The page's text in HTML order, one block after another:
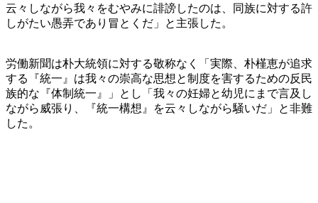
云々しながら我々をむやみに誹謗したのは、同族に対する許
しがたい愚弄であり冒とくだ」と主張した。
労働新聞は朴大統領に対する敬称なく「実際、朴槿恵が追求
する『統一』は我々の崇高な思想と制度を害するための反民
族的な『体制統一』」とし「我々の妊婦と幼児にまで言及し
ながら威張り、『統一構想』を云々しながら騒いだ」と非難
した。